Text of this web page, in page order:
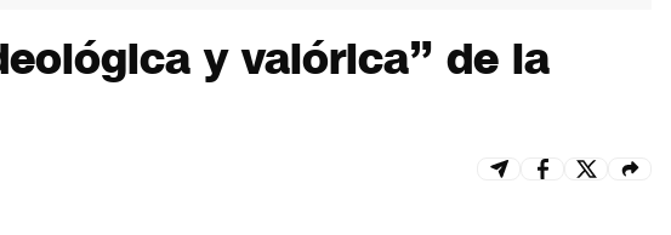
y valórica” de la